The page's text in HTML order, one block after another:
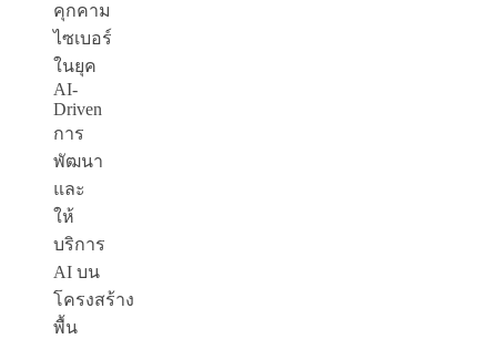
คุกคาม
ไซเบอร์
ในยุค
AI-
Driven
การ
พัฒนา
และ
ให้
บริการ
AI บน
โครงสร้าง
พื้น